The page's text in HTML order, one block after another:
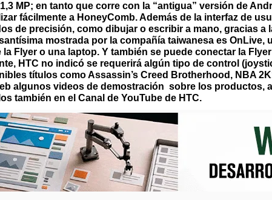
MP; en tanto que corre con la “antigua” versión de
fácilmente a HoneyComb. Además de la interfaz de
de precisión, como dibujar o escribir a mano, gracias
mostrada por la compañía taiwanesa es
la Flyer o una laptop. Y también se puede conectar la
HTC no indicó se requerirá algún tipo de control
títulos como Assassin’s Creed Brotherhood, NBA
algunos videos de demostración sobre los productos,
también en el Canal de YouTube de HTC.